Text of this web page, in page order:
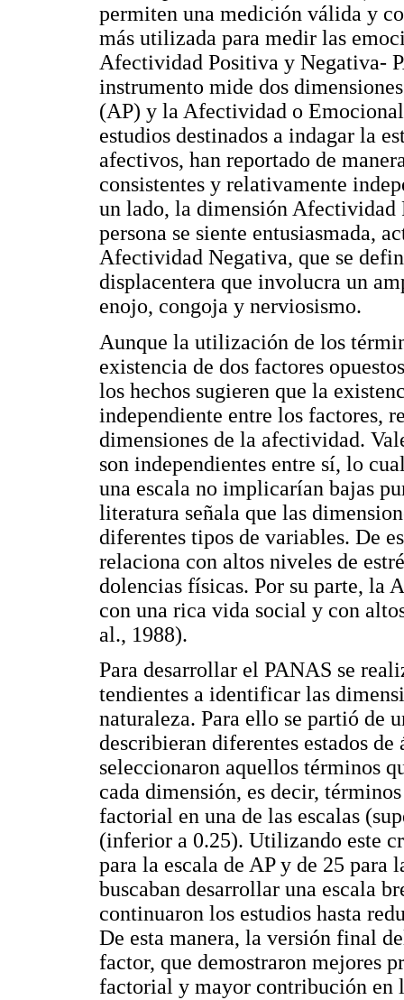
permiten una medición válida y
más utilizada para medir las
Afectividad Positiva y Negativa-
instrumento mide dos
(AP) y la Afectividad o
estudios destinados a indagar la
afectivos, han reportado de
consistentes y relativamente
un lado, la dimensión Afectividad
persona se siente entusiasmada,
Afectividad Negativa, que se
displacentera que involucra un
enojo, congoja y nerviosismo.
Aunque la utilización de los
existencia de dos factores
los hechos sugieren que la
independiente entre los factores,
dimensiones de la afectividad.
son independientes entre sí, lo
una escala no implicarían bajas
literatura señala que las
diferentes tipos de variables. De
relaciona con altos niveles de
dolencias físicas. Por su parte, la
con una rica vida social y con
al., 1988).
Para desarrollar el PANAS se
tendientes a identificar las
naturaleza. Para ello se partió de
describieran diferentes estados
seleccionaron aquellos términos
cada dimensión, es decir,
factorial en una de las escalas
(inferior a 0.25). Utilizando este
para la escala de AP y de 25 para
buscaban desarrollar una escala
continuaron los estudios hasta
De esta manera, la versión final
factor, que demostraron mejores
factorial y mayor contribución en